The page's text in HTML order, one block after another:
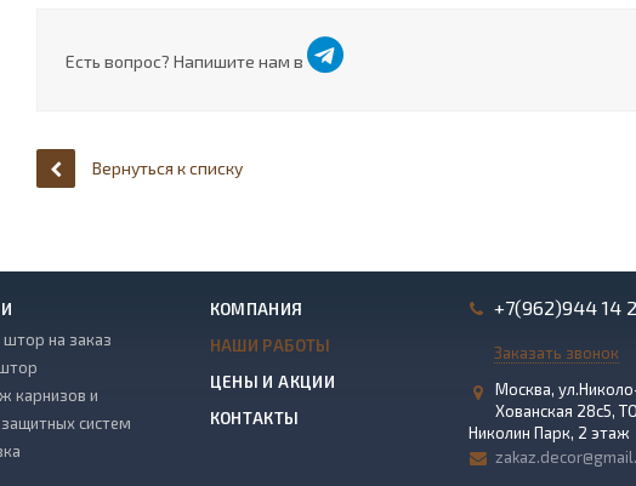
Есть вопрос? Напишите нам в
Вернуться к списку
на заказ
карнизов и
систем
КОМПАНИЯ
НАШИ РАБОТЫ
ЦЕНЫ И АКЦИИ
КОНТАКТЫ
+7(962)944 14
Заказать звонок
Москва,
Хованская 28с5,
Николин Парк, 2 этаж